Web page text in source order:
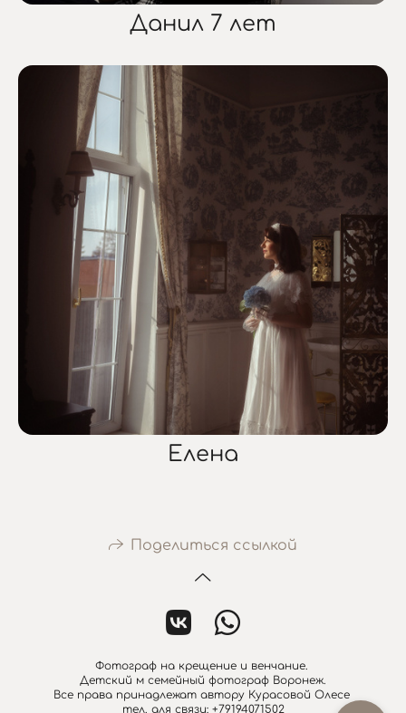
Данил 7 лет
Елена
Поделиться ссылкой
Фотограф на крещение и венчание.
Детский м семейный фотограф Воронеж.
Все права принадлежат автору Курасовой Олесе
тел. для связи: +79194071502